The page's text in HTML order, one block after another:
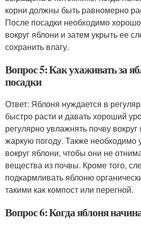
корни должны быть равномерно
После посадки необходимо
вокруг яблони и затем укрыть ее
сохранить влагу.
Вопрос 5: Как ухаживать за
посадки
Ответ: Яблоня нуждается в
быстро расти и давать хороший
регулярно увлажнять почву
жаркую погоду. Также необходимо
вокруг яблони, чтобы они не
вещества из почвы. Кроме того,
подкармливать яблоню
такими как компост или перегной.
Вопрос 6: Когда яблоня